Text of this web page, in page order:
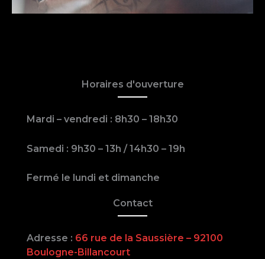
Horaires d'ouverture
Mardi – vendredi : 8h30 – 18h30
Samedi : 9h30 – 13h / 14h30 – 19h
Fermé le lundi et dimanche
Contact
Adresse : 66 rue de la Saussière – 92100
Boulogne-Billancourt